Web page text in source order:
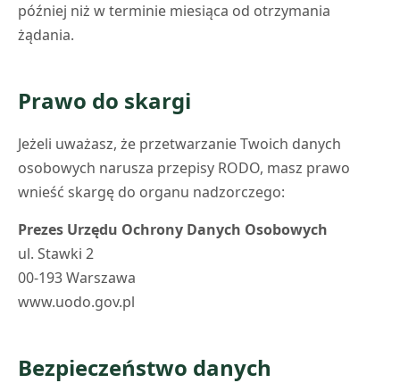
później niż w terminie miesiąca od otrzymania
żądania.
Prawo do skargi
Jeżeli uważasz, że przetwarzanie Twoich danych
osobowych narusza przepisy RODO, masz prawo
wnieść skargę do organu nadzorczego:
Prezes Urzędu Ochrony Danych Osobowych
ul. Stawki 2
00-193 Warszawa
www.uodo.gov.pl
Bezpieczeństwo danych